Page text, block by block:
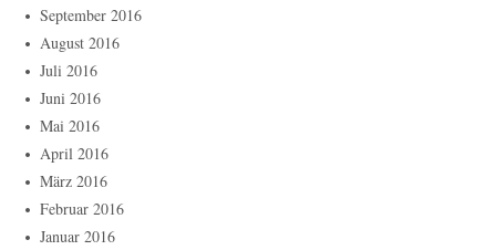
September 2016
August 2016
Juli 2016
Juni 2016
Mai 2016
April 2016
März 2016
Februar 2016
Januar 2016